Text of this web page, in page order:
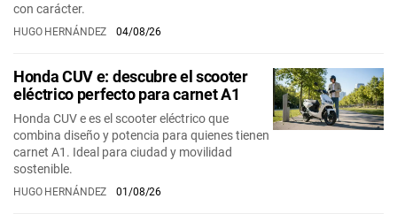
con carácter.
HUGO HERNÁNDEZ 04/08/26
Honda CUV e: descubre el scooter
eléctrico perfecto para carnet A1
Honda CUV e es el scooter eléctrico que
combina diseño y potencia para quienes tienen
carnet A1. Ideal para ciudad y movilidad
sostenible.
HUGO HERNÁNDEZ 01/08/26